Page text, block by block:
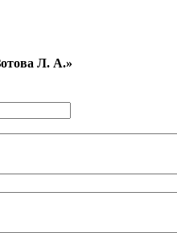
Л. А.»